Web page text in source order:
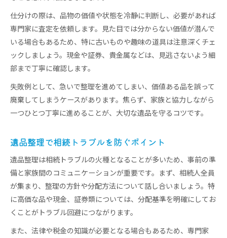
仕分けの際は、品物の価値や状態を冷静に判断し、必要があれば
専門家に査定を依頼します。見た目では分からない価値が潜んで
いる場合もあるため、特に古いものや趣味の道具は注意深くチェ
ックしましょう。現金や証券、貴金属などは、見逃さないよう細
部まで丁寧に確認します。
失敗例として、急いで整理を進めてしまい、価値ある品を誤って
廃棄してしまうケースがあります。焦らず、家族と協力しながら
一つひとつ丁寧に進めることが、大切な遺品を守るコツです。
遺品整理で相続トラブルを防ぐポイント
遺品整理は相続トラブルの火種となることが多いため、事前の準
備と家族間のコミュニケーションが重要です。まず、相続人全員
が集まり、整理の方針や分配方法について話し合いましょう。特
に高価な品や現金、証券類については、分配基準を明確にしてお
くことがトラブル回避につながります。
また、法律や税金の知識が必要となる場合もあるため、専門家